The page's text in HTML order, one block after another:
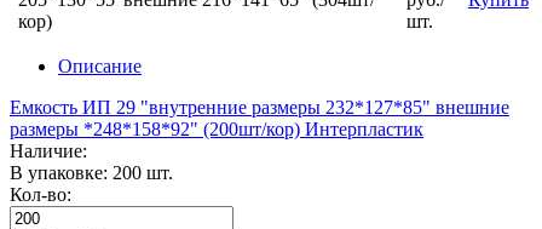
кор)
шт.
Описание
Емкость ИП 29 "внутренние размеры 232*127*85" внешние
размеры *248*158*92" (200шт/кор) Интерпластик
Наличие:
В упаковке: 200 шт.
Кол-во: